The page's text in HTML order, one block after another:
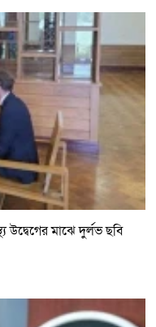
উদ্বেগের মাঝে দুর্লভ ছবি